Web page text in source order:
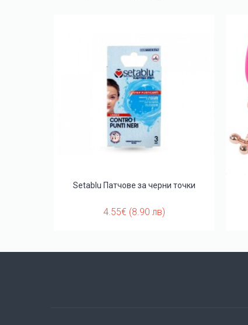
Setablu Патчове за черни точки
4.55€ (8.90 лв)